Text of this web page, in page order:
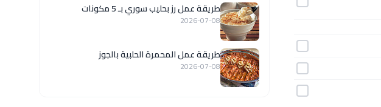
طريقة عمل رز بحليب سوري بـ 5 مكونات
2026-07-08
طريقة عمل المحمرة الحلبية بالجوز
2026-07-08